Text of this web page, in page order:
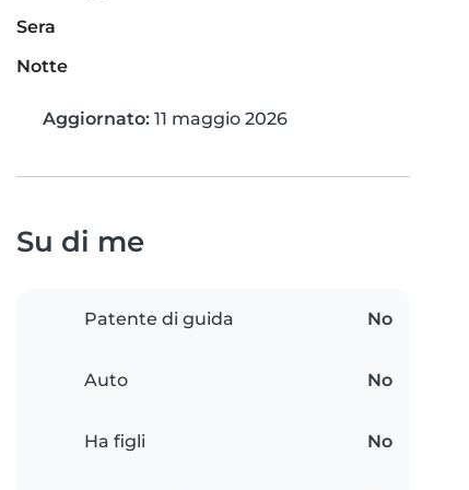
Sera
Notte
Aggiornato: 11 maggio 2026
Su di me
Patente di guida No
Auto No
Ha figli No